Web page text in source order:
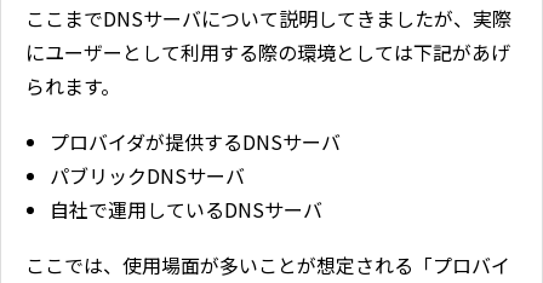
ここまでDNSサーバについて説明してきましたが、実際
にユーザーとして利用する際の環境としては下記があげ
られます。
プロバイダが提供するDNSサーバ
パブリックDNSサーバ
自社で運用しているDNSサーバ
ここでは、使用場面が多いことが想定される「プロバイ